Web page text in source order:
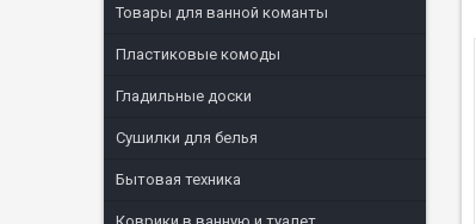
Товары для ванной команты
Пластиковые комоды
Гладильные доски
Сушилки для белья
Бытовая техника